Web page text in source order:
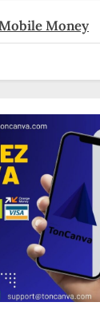
Money